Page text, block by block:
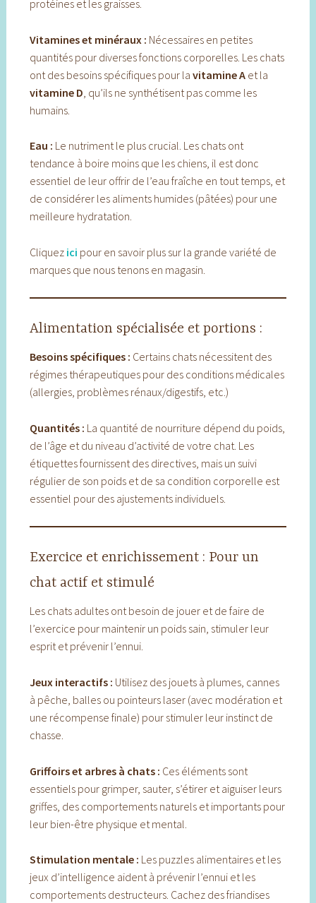
protéines et les graisses.
Vitamines et minéraux : Nécessaires en petites
quantités pour diverses fonctions corporelles. Les chats
ont des besoins spécifiques pour la vitamine Aet la
vitamine D , qu’ils ne synthétisent pas comme les
humains.
Eau : Le nutriment le plus crucial. Les chats ont
tendance à boire moins que les chiens, il est donc
essentiel de leur offrir de l’eau fraîche en tout temps, et
de considérer les aliments humides (pâtées) pour une
meilleure hydratation.
Cliquez ici pour en savoir plus sur la grande variété de
marques que nous tenons en magasin.
Alimentation spécialisée et portions :
Besoins spécifiques : Certains chats nécessitent des
régimes thérapeutiques pour des conditions médicales
(allergies, problèmes rénaux/digestifs, etc.)
Quantités : La quantité de nourriture dépend du poids,
de l’âge et du niveau d’activité de votre chat. Les
étiquettes fournissent des directives, mais un suivi
régulier de son poids et de sa condition corporelle est
essentiel pour des ajustements individuels.
Exercice et enrichissement : Pour un
chat actif et stimulé
Les chats adultes ont besoin de jouer et de faire de
l’exercice pour maintenir un poids sain, stimuler leur
esprit et prévenir l’ennui.
Jeux interactifs : Utilisez des jouets à plumes, cannes
à pêche, balles ou pointeurs laser (avec modération et
une récompense finale) pour stimuler leur instinct de
chasse.
Griffoirs et arbres à chats : Ces éléments sont
essentiels pour grimper, sauter, s’étirer et aiguiser leurs
griffes, des comportements naturels et importants pour
leur bien-être physique et mental.
Stimulation mentale : Les puzzles alimentaires et les
jeux d’intelligence aident à prévenir l’ennui et les
comportements destructeurs. Cachez des friandises